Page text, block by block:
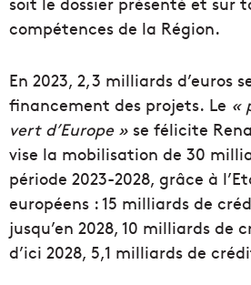
compétences de la Région.
En 2023, 2,3 milliards d’euros
financement des projets. Le «
vert d’Europe » se félicite
vise la mobilisation de 30
période 2023-2028, grâce à
européens : 15 milliards de
jusqu’en 2028, 10 milliards de
d’ici 2028, 5,1 milliards de